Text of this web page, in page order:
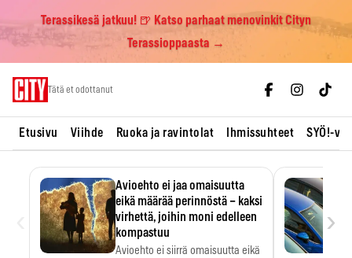
Terassikesä jatkuu! 🍺 Katso parhaat menovinkit Cityn
Terassioppaasta →
Tätä et odottanut
Etusivu Viihde Ruoka ja ravintolat Ihmissuhteet SYÖ!-
Avioehto ei jaa omaisuutta
eikä määrää perinnöstä – kaksi
virhettä, joihin moni edelleen
kompastuu
Avioehto ei siirrä omaisuutta eikä
›